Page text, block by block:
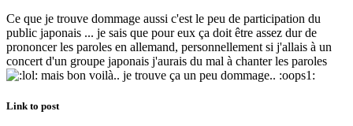
Ce que je trouve dommage aussi c'est le peu de participation du
public japonais ... je sais que pour eux ça doit être assez dur de
prononcer les paroles en allemand, personnellement si j'allais à un
concert d'un groupe japonais j'aurais du mal à chanter les paroles
mais bon voilà.. je trouve ça un peu dommage.. :oops1:
Link to post